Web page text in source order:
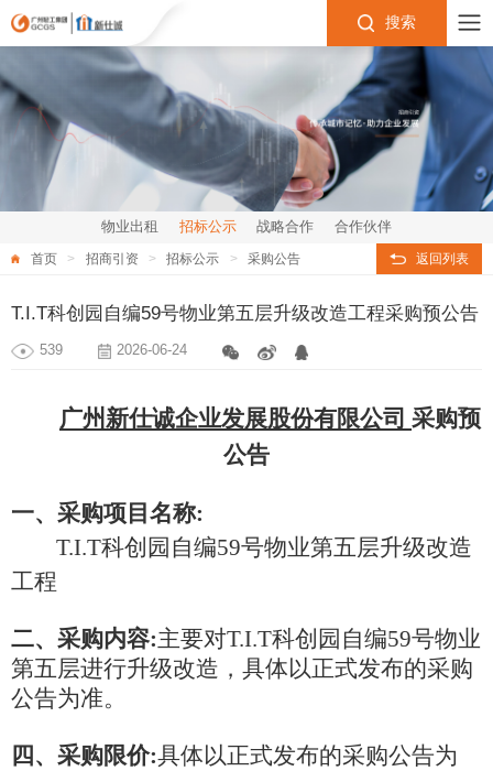
搜索
物业出租 招标公示 战略合作 合作伙伴
首页 招商引资 招标公示 采购公告 返回列表
T.I.T科创园自编59号物业第五层升级改造工程采购预公告
539 2026-06-24
广州新仕诚企业发展股份有限公司 采购预
公告
一、采购项目名称:
T.I.T科创园自编59号物业第五层升级改造
工程
二、采购内容:主要对T.I.T科创园自编59号物业
第五层进行升级改造 ， 具体以正式发布的采购
公告为准。
四、采购限价:具体以正式发布的采购公告为